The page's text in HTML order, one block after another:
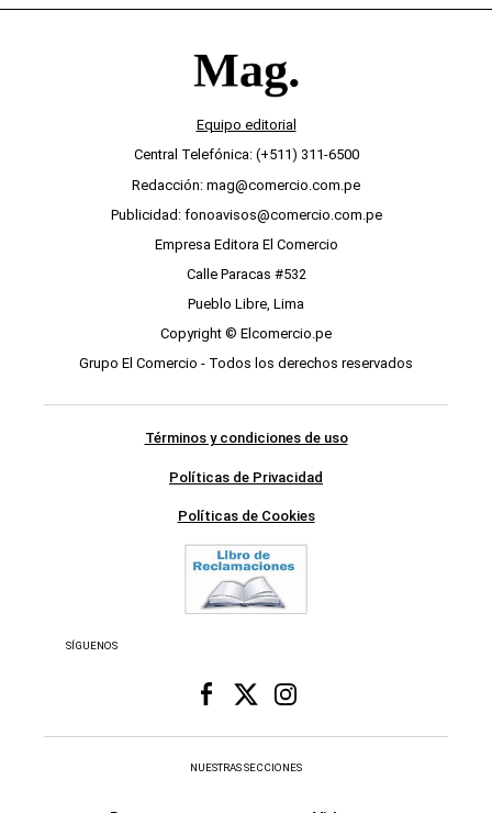
Equipo editorial
Central Telefónica: (+511) 311-6500
Redacción: mag@comercio.com.pe
Publicidad: fonoavisos@comercio.com.pe
Empresa Editora El Comercio
Calle Paracas #532
Pueblo Libre, Lima
Copyright © Elcomercio.pe
Grupo El Comercio - Todos los derechos reservados
Términos y condiciones de uso
Políticas de Privacidad
Políticas de Cookies
SÍGUENOS
NUESTRAS SECCIONES